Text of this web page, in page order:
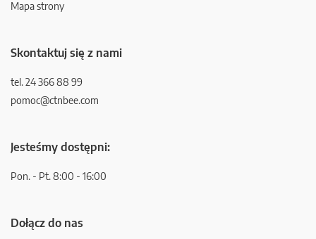
Mapa strony
Skontaktuj się z nami
tel. 24 366 88 99
pomoc@ctnbee.com
Jesteśmy dostępni:
Pon. - Pt. 8:00 - 16:00
Dołącz do nas